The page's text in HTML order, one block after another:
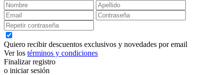
Quiero recibir descuentos exclusivos y novedades por email
Ver los términos y condiciones
Finalizar registro
o iniciar sesión